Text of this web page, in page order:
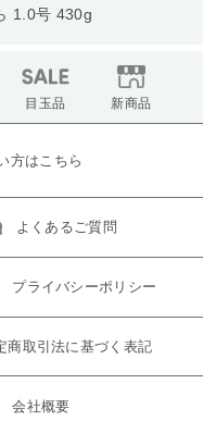
1.0号 430g
目玉品 新商品
方はこちら
よくあるご質問
プライバシーポリシー
商取引法に基づく表記
会社概要